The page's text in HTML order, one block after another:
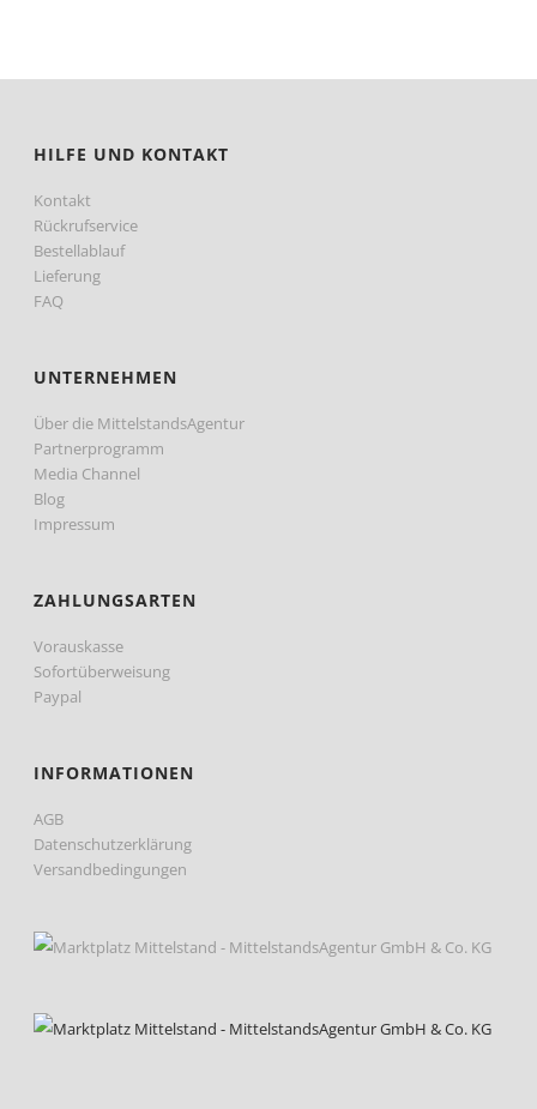
HILFE UND KONTAKT
Kontakt
Rückrufservice
Bestellablauf
Lieferung
FAQ
UNTERNEHMEN
Über die MittelstandsAgentur
Partnerprogramm
Media Channel
Blog
Impressum
ZAHLUNGSARTEN
Vorauskasse
Sofortüberweisung
Paypal
INFORMATIONEN
AGB
Datenschutzerklärung
Versandbedingungen